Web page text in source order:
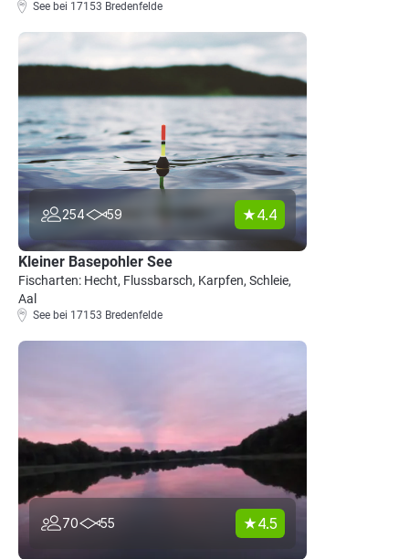
See bei 17153 Bredenfelde
254 59 4.4
Kleiner Basepohler See
Fischarten: Hecht, Flussbarsch, Karpfen, Schleie,
Aal
See bei 17153 Bredenfelde
70 55 4.5